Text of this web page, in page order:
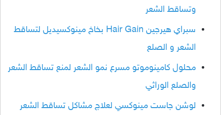
وتساقط الشعر
سبراي هيرجين Hair Gain بخاخ مينوكسيديل لتساقط
الشعر و الصلع
محلول كامينوموتو مسرع نمو الشعر لمنع تساقط الشعر
والصلع الوراثي
لوشن جاست مينوكسي لعلاج مشاكل تساقط الشعر